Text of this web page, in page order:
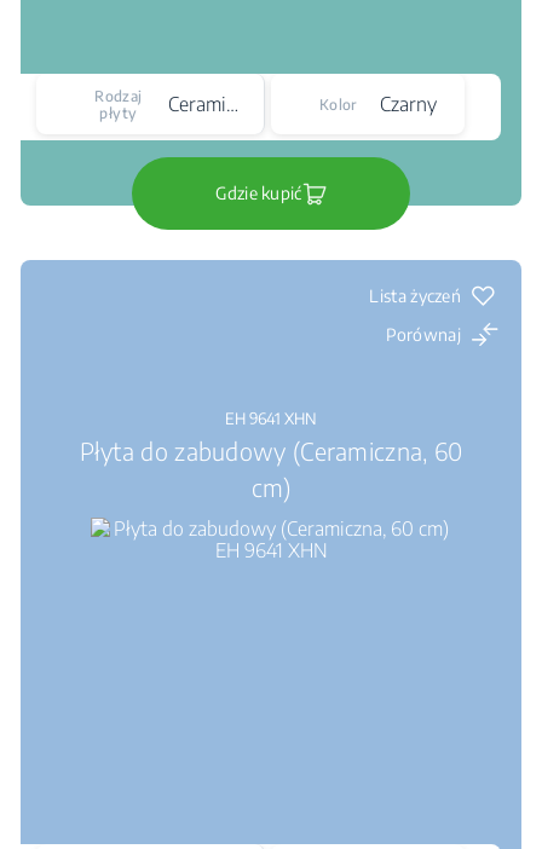
Rodzaj
płyty
Ceramiczna Kolor Czarny
Gdzie kupić
Lista życzeń
Porównaj
EH 9641 XHN
Płyta do zabudowy (Ceramiczna, 60
cm)